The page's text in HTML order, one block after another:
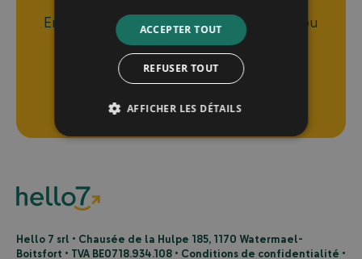
Envie de vous développer digitalement ou
d’optimiser votre digital actuel ?
Planifions une rencontre
Hello 7 srl • Chausée de la Hulpe 185, 1170 Watermael-
Boitsfort • TVA BE0718.934.108 • Conditions de confidentialité •
ACCEPTER TOUT
REFUSER TOUT
AFFICHER LES DÉTAILS